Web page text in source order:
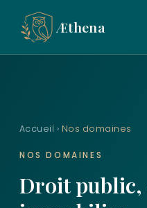
Æthena
Accueil › Nos domaines
NOS DOMAINES
Droit